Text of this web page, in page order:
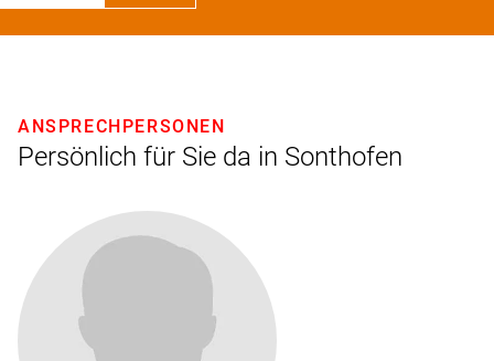
Persönlich für Sie da in Sonthofen
ANSPRECHPERSONEN